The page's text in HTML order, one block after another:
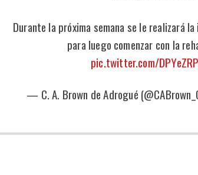
Durante la próxima semana se le realizará
para luego comenzar con la
pic.twitter.com/
— C. A. Brown de Adrogué